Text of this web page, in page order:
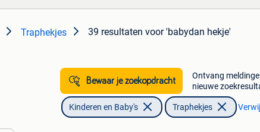
Traphekjes 39 resultaten voor 'babydan hekje'
Bewaar je zoekopdracht
Ontvang
nieuwe
Kinderen en Baby's Traphekjes